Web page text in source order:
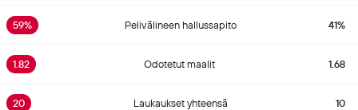
59% Pelivälineen hallussapito 41%
1.82 Odotetut maalit 1.68
20 Laukaukset yhteensä 10